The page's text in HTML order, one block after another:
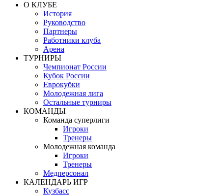
О КЛУБЕ
История
Руководство
Партнеры
Работники клуба
Арена
ТУРНИРЫ
Чемпионат России
Кубок России
Еврокубки
Молодежная лига
Остальные турниры
КОМАНДЫ
Команда суперлиги
Игроки
Тренеры
Молодежная команда
Игроки
Тренеры
Медперсонал
КАЛЕНДАРЬ ИГР
Кузбасс